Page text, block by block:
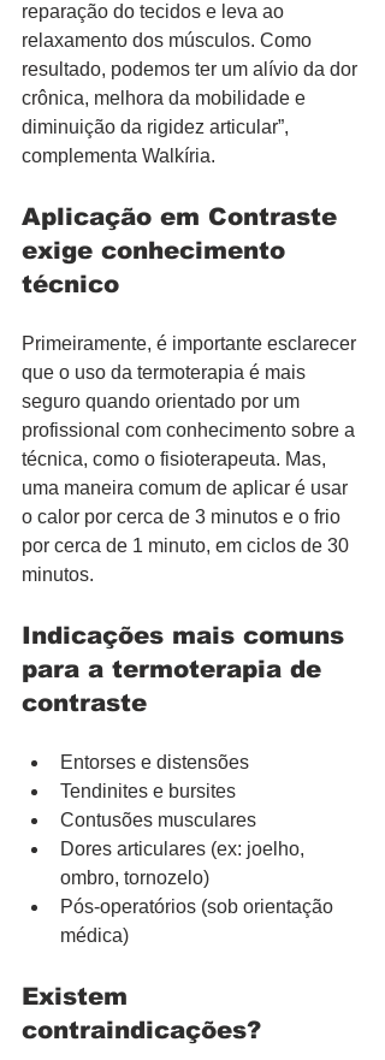
reparação do tecidos e leva ao
relaxamento dos músculos. Como
resultado, podemos ter um alívio da dor
crônica, melhora da mobilidade e
diminuição da rigidez articular”,
complementa Walkíria.
Aplicação em Contraste
exige conhecimento
técnico
Primeiramente, é importante esclarecer
que o uso da termoterapia é mais
seguro quando orientado por um
profissional com conhecimento sobre a
técnica, como o fisioterapeuta. Mas,
uma maneira comum de aplicar é usar
o calor por cerca de 3 minutos e o frio
por cerca de 1 minuto, em ciclos de 30
minutos.
Indicações mais comuns
para a termoterapia de
contraste
Entorses e distensões
Tendinites e bursites
Contusões musculares
Dores articulares (ex: joelho,
ombro, tornozelo)
Pós-operatórios (sob orientação
médica)
Existem
contraindicações?